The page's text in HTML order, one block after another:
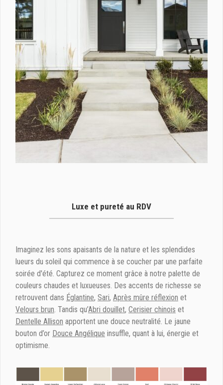
Luxe et pureté au RDV
Imaginez les sons apaisants de la nature et les splendides
lueurs du soleil qui commence à se coucher par une parfaite
soirée d'été. Capturez ce moment grâce à notre palette de
couleurs chaudes et luxueuses. Des accents de richesse se
retrouvent dans Églantine, Sari, Après mûre réflexion et
Velours brun . Tandis qu’Abri douillet, Cerisier chinois et
Dentelle Allison apportent une douce neutralité. Le jaune
bouton d’or Douce Angélique insuffle, quant à lui, énergie et
optimisme.